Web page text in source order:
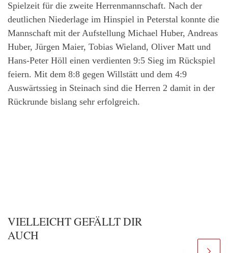
Spielzeit für die zweite Herrenmannschaft. Nach der
deutlichen Niederlage im Hinspiel in Peterstal konnte die
Mannschaft mit der Aufstellung Michael Huber, Andreas
Huber, Jürgen Maier, Tobias Wieland, Oliver Matt und
Hans-Peter Höll einen verdienten 9:5 Sieg im Rückspiel
feiern. Mit dem 8:8 gegen Willstätt und dem 4:9
Auswärtssieg in Steinach sind die Herren 2 damit in der
Rückrunde bislang sehr erfolgreich.
VIELLEICHT GEFÄLLT DIR
AUCH